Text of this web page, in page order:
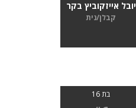
יובל אייזקוביץ בקר
קבלן/נית
בת 16